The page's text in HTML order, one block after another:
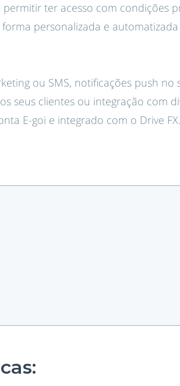
permitir ter acesso com condições
personalizada e
ou SMS, notificações push no
seus clientes ou integração com
E-goi e integrado com o Drive FX.